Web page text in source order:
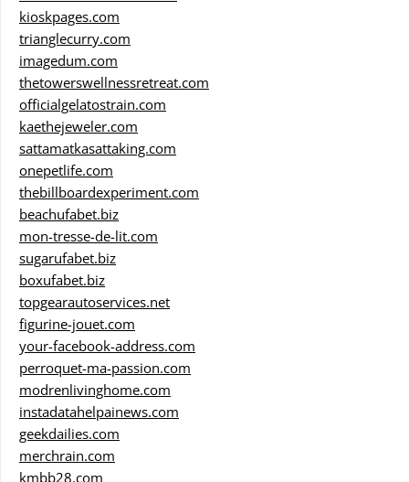
kioskpages.com
trianglecurry.com
imagedum.com
thetowerswellnessretreat.com
officialgelatostrain.com
kaethejeweler.com
sattamatkasattaking.com
onepetlife.com
thebillboardexperiment.com
beachufabet.biz
mon-tresse-de-lit.com
sugarufabet.biz
boxufabet.biz
topgearautoservices.net
figurine-jouet.com
your-facebook-address.com
perroquet-ma-passion.com
modrenlivinghome.com
instadatahelpainews.com
geekdailies.com
merchrain.com
kmbb28.com